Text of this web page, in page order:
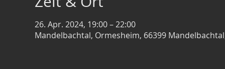
26. Apr. 2024, 19:00 – 22:00
Mandelbachtal, Ormesheim, 66399